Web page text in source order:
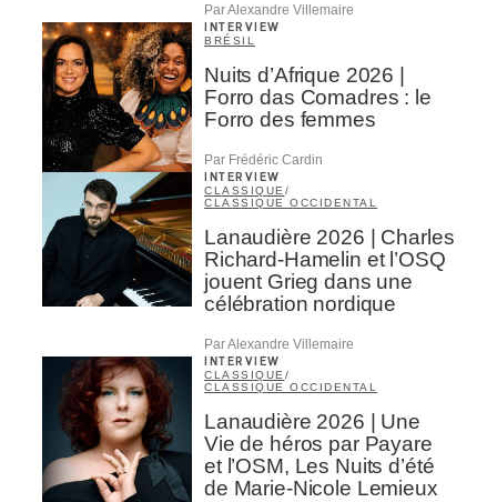
Par Alexandre Villemaire
INTERVIEW
BRÉSIL
Nuits d’Afrique 2026 |
Forro das Comadres : le
Forro des femmes
Par Frédéric Cardin
INTERVIEW
CLASSIQUE /
CLASSIQUE OCCIDENTAL
Lanaudière 2026 | Charles
Richard-Hamelin et l’OSQ
jouent Grieg dans une
célébration nordique
Par Alexandre Villemaire
INTERVIEW
CLASSIQUE/
CLASSIQUE OCCIDENTAL
Lanaudière 2026 | Une
Vie de héros par Payare
et l’OSM, Les Nuits d’été
de Marie-Nicole Lemieux